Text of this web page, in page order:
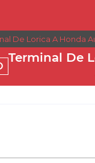
De Lorica A Honda
Terminal De